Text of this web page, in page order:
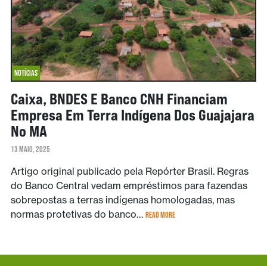
NOTÍCIAS
Caixa, BNDES E Banco CNH Financiam
Empresa Em Terra Indígena Dos Guajajara
No MA
13 MAIO, 2025
Artigo original publicado pela Repórter Brasil. Regras
do Banco Central vedam empréstimos para fazendas
sobrepostas a terras indígenas homologadas, mas
normas protetivas do banco… READ MORE